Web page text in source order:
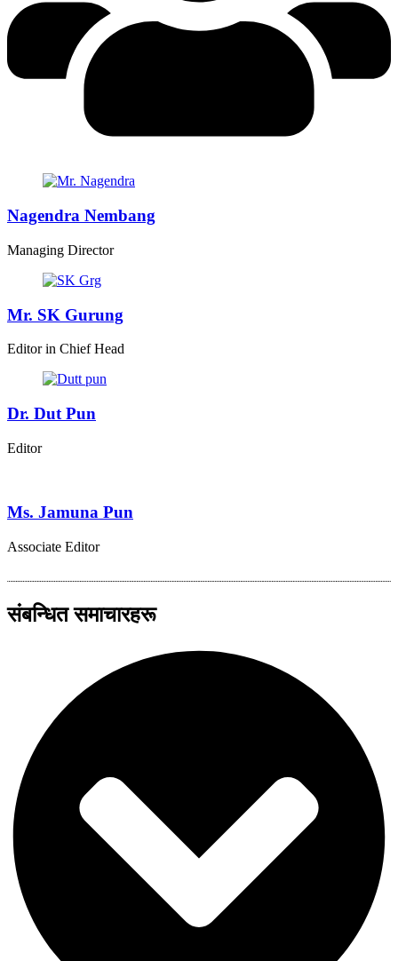
Nagendra Nembang
Managing Director
Mr. SK Gurung
Editor in Chief Head
Dr. Dut Pun
Editor
Ms. Jamuna Pun
Associate Editor
संबन्धित समाचारहरू